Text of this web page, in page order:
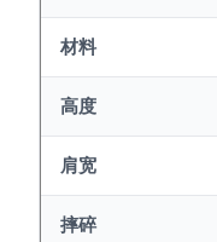
材料
高度
肩宽
摔碎